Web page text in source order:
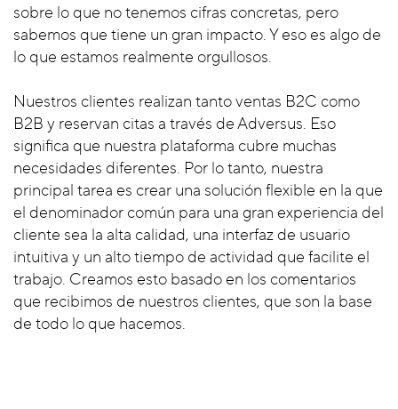
sobre lo que no tenemos cifras concretas, pero
sabemos que tiene un gran impacto. Y eso es algo de
lo que estamos realmente orgullosos.
Nuestros clientes realizan tanto ventas B2C como
B2B y reservan citas a través de Adversus. Eso
significa que nuestra plataforma cubre muchas
necesidades diferentes. Por lo tanto, nuestra
principal tarea es crear una solución flexible en la que
el denominador común para una gran experiencia del
cliente sea la alta calidad, una interfaz de usuario
intuitiva y un alto tiempo de actividad que facilite el
trabajo. Creamos esto basado en los comentarios
que recibimos de nuestros clientes, que son la base
de todo lo que hacemos.